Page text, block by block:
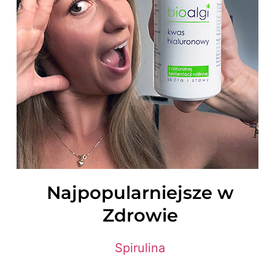
Najpopularniejsze w
Zdrowie
Spirulina